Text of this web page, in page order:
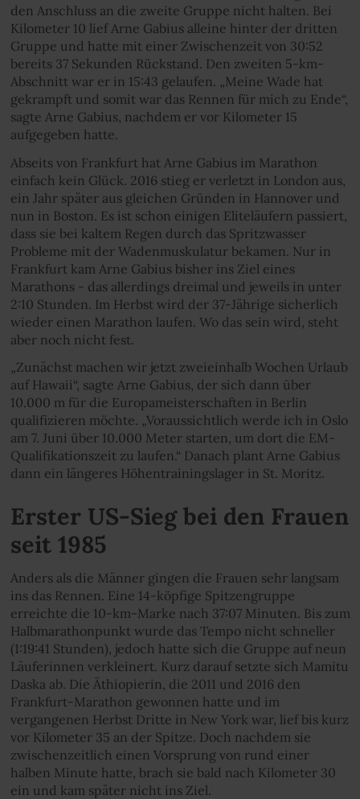
den Anschluss an die zweite Gruppe nicht halten. Bei
Kilometer 10 lief Arne Gabius alleine hinter der dritten
Gruppe und hatte mit einer Zwischenzeit von 30:52
bereits 37 Sekunden Rückstand. Den zweiten 5-km-
Abschnitt war er in 15:43 gelaufen. „Meine Wade hat
gekrampft und somit war das Rennen für mich zu Ende“,
sagte Arne Gabius, nachdem er vor Kilometer 15
aufgegeben hatte.
Abseits von Frankfurt hat Arne Gabius im Marathon
einfach kein Glück. 2016 stieg er verletzt in London aus,
ein Jahr später aus gleichen Gründen in Hannover und
nun in Boston. Es ist schon einigen Eliteläufern passiert,
dass sie bei kaltem Regen durch das Spritzwasser
Probleme mit der Wadenmuskulatur bekamen. Nur in
Frankfurt kam Arne Gabius bisher ins Ziel eines
Marathons - das allerdings dreimal und jeweils in unter
2:10 Stunden. Im Herbst wird der 37-Jährige sicherlich
wieder einen Marathon laufen. Wo das sein wird, steht
aber noch nicht fest.
„Zunächst machen wir jetzt zweieinhalb Wochen Urlaub
auf Hawaii“, sagte Arne Gabius, der sich dann über
10.000 m für die Europameisterschaften in Berlin
qualifizieren möchte. „Voraussichtlich werde ich in Oslo
am 7. Juni über 10.000 Meter starten, um dort die EM-
Qualifikationszeit zu laufen.“ Danach plant Arne Gabius
dann ein längeres Höhentrainingslager in St. Moritz.
Erster US-Sieg bei den Frauen
seit 1985
Anders als die Männer gingen die Frauen sehr langsam
ins das Rennen. Eine 14-köpfige Spitzengruppe
erreichte die 10-km-Marke nach 37:07 Minuten. Bis zum
Halbmarathonpunkt wurde das Tempo nicht schneller
(1:19:41 Stunden), jedoch hatte sich die Gruppe auf neun
Läuferinnen verkleinert. Kurz darauf setzte sich Mamitu
Daska ab. Die Äthiopierin, die 2011 und 2016 den
Frankfurt-Marathon gewonnen hatte und im
vergangenen Herbst Dritte in New York war, lief bis kurz
vor Kilometer 35 an der Spitze. Doch nachdem sie
zwischenzeitlich einen Vorsprung von rund einer
halben Minute hatte, brach sie bald nach Kilometer 30
ein und kam später nicht ins Ziel.